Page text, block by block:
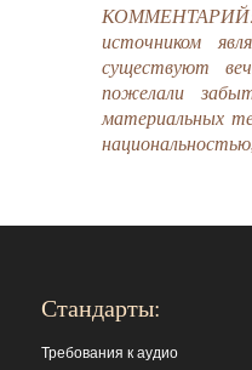
КОММЕНТАРИЙ:
источником
существуют
пожелали
материальных
Стандарты:
Требования к аудио